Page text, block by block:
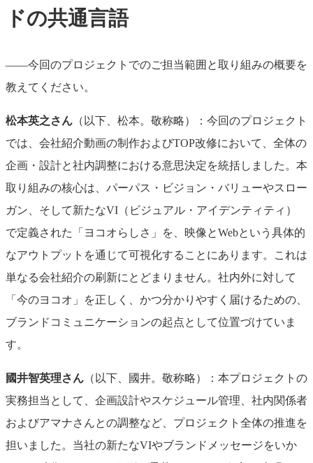
ドの共通言語
――今回のプロジェクトでのご担当範囲と取り組みの概要を
教えてください。
松本英之さん （以下、松本。敬称略）：今回のプロジェクト
では、会社紹介動画の制作およびTOP改修において、全体の
企画・設計と社内調整における意思決定を統括しました。本
取り組みの核心は、パーパス・ビジョン・バリューやスロー
ガン、そして新たなVI（ビジュアル・アイデンティティ）
で定義された「ヨコオらしさ」を、映像とWebという具体的
なアウトプットを通じて可視化することにあります。これは
単なる会社紹介の刷新にとどまりません。社内外に対して
「今のヨコオ」を正しく、かつ分かりやすく届けるための、
ブランドコミュニケーションの起点として位置づけていま
す。
國井智英理さん （以下、國井。敬称略）：本プロジェクトの
実務担当として、企画設計やスケジュール管理、社内関係者
およびアマナさんとの調整など、プロジェクト全体の推進を
担いました。当社の新たなVIやブランドメッセージをいか